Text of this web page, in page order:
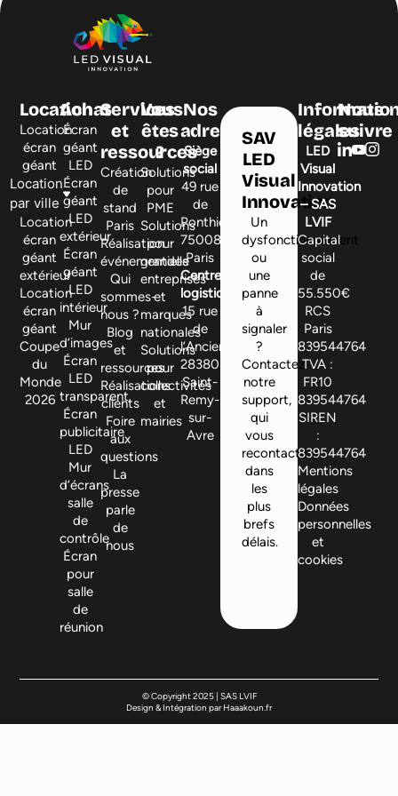
Location
Location
écran
géant
Location
par ville
Location
écran
géant
extérieur
Location
écran
géant
Coupe
du
Monde
2026
Achat
Écran
géant
LED
Écran
géant
LED
extérieur
Écran
géant
LED
intérieur
Mur
d’images
Écran
LED
transparent
Écran
publicitaire
LED
Mur
d’écrans
salle
de
contrôle
Écran
pour
salle
de
réunion
Services
et
ressources
Création
de
stand
Paris
Réalisation
événementielle
Qui
sommes-
nous ?
Blog
et
ressources
Réalisations
clients
Foire
aux
questions
La
presse
parle
de
nous
Vous
êtes
?
Solutions
pour
PME
Solutions
pour
grandes
entreprises
et
marques
nationales
Solutions
pour
collectivités
et
mairies
Nos
adresses
Siège
social
49 rue
de
Ponthieu,
75008
Paris
Centre
logistique
15 rue
de
l’Ancienne,
28380
Saint-
Remy-
sur-
Avre
SAV
LED
Visual
Innovation
Un
dysfonctionnement
ou
une
panne
à
signaler
?
Contactez
notre
support,
qui
vous
recontactera
dans
les
plus
brefs
délais.
légales
LED
Visual
Innovation
– SAS
LVIF
Capital
social
de
55.550€
RCS
Paris
839544764
TVA :
FR10
839544764
SIREN
:
839544764
Mentions
légales
Données
personnelles
et
cookies
Nous
suivre
© Copyright 2025 | SAS LVIF
Design & Intégration par Haaakoun.fr